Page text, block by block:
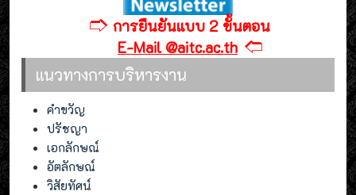
🢣 การยืนยันแบบ 2 ขั้นตอน
E-Mail @aitc.ac.th 🢢
แนวทางการบริหารงาน
คำขวัญ
ปรัชญา
เอกลักษณ์
อัตลักษณ์
วิสัยทัศน์